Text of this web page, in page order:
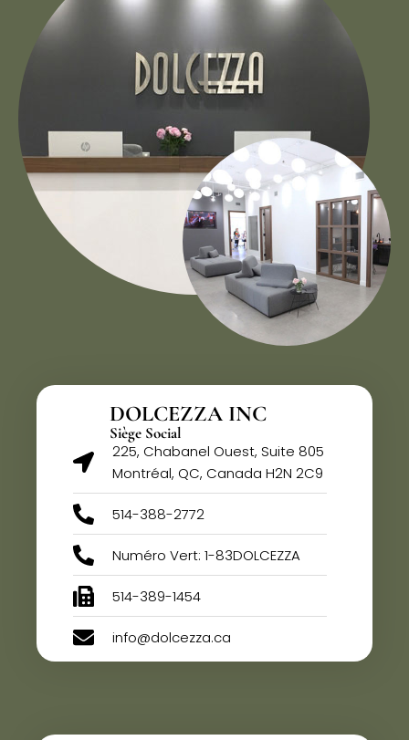
DOLCEZZA INC
Siège Social
225, Chabanel Ouest, Suite 805
Montréal, QC, Canada H2N 2C9
514-388-2772
Numéro Vert: 1-83DOLCEZZA
514-389-1454
info@dolcezza.ca